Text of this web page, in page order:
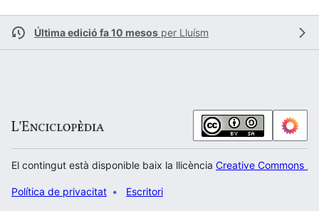
Última edició fa 10 mesos per Lluísm
El contingut està disponible baix la llicència Creative Commons
Política de privacitat Escritori